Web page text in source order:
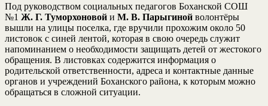
Под руководством социальных педагогов Боханской СОШ
№1 Ж. Г. Туморхоновой и М. В. Парыгиной волонтёры
вышли на улицы поселка, где вручили прохожим около 50
листовок с синей лентой, которая в свою очередь служит
напоминанием о необходимости защищать детей от жестокого
обращения. В листовках содержится информация о
родительской ответственности, адреса и контактные данные
органов и учреждений Боханского района, к которым можно
обращаться в сложной ситуации.